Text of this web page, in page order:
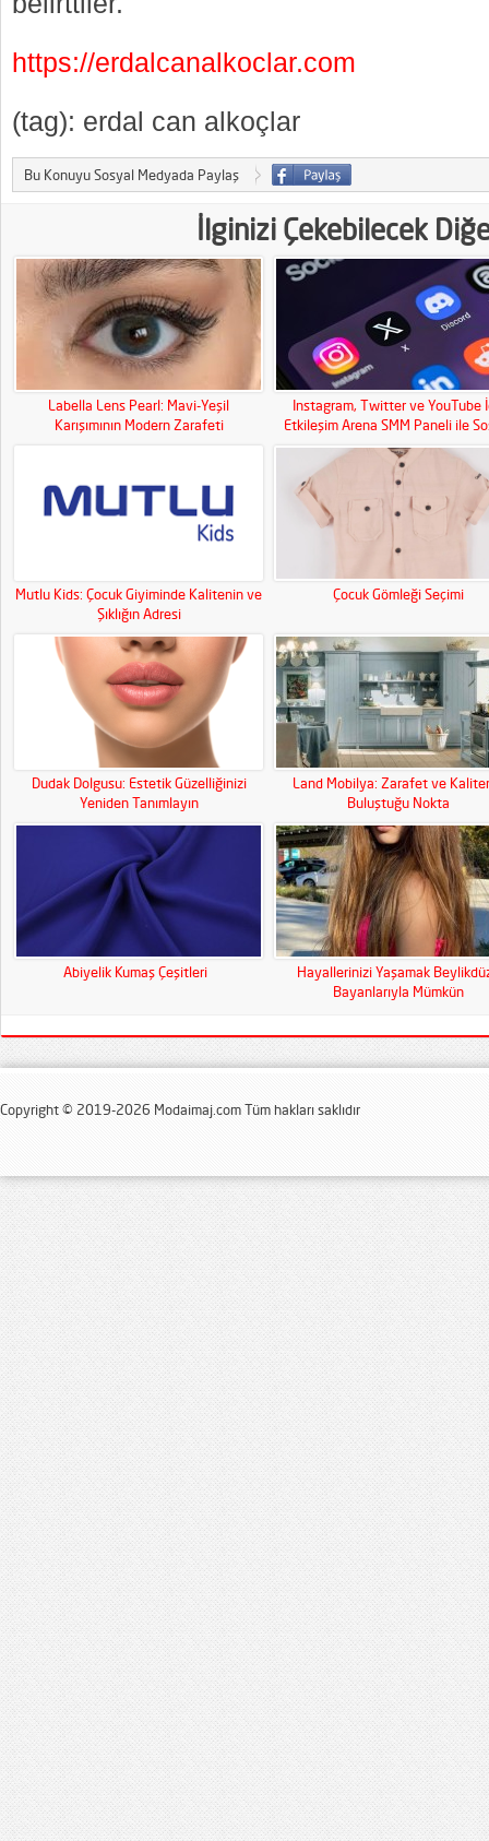
https://erdalcanalkoclar.com
(tag): erdal can alkoçlar
Bu Konuyu Sosyal Medyada Paylaş
İlginizi Çekebilecek
Labella Lens Pearl: Mavi-Yeşil
Karışımının Modern Zarafeti
Instagram, Twitter ve YouTube
Etkileşim Arena SMM Paneli ile
Medya Gücünüzü Artırın!
Mutlu Kids: Çocuk Giyiminde Kalitenin ve
Şıklığın Adresi
Çocuk Gömleği Seçimi
Dudak Dolgusu: Estetik Güzelliğinizi
Yeniden Tanımlayın
Land Mobilya: Zarafet ve
Buluştuğu Nokta
Abiyelik Kumaş Çeşitleri
Hayallerinizi Yaşamak
Bayanlarıyla Mümkün
Copyright © 2019-2026 Modaimaj.com Tüm hakları saklıdır